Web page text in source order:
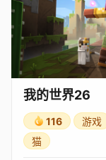
我的世界26
116
游戏
猫